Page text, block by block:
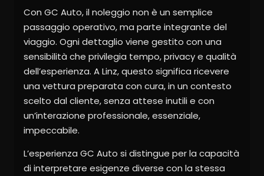
Con GC Auto, il noleggio non è un semplice
passaggio operativo, ma parte integrante del
viaggio. Ogni dettaglio viene gestito con una
sensibilità che privilegia tempo, privacy e qualità
dell’esperienza. A Linz, questo significa ricevere
una vettura preparata con cura, in un contesto
scelto dal cliente, senza attese inutili e con
un’interazione professionale, essenziale,
impeccabile.
L’esperienza GC Auto si distingue per la capacità
di interpretare esigenze diverse con la stessa